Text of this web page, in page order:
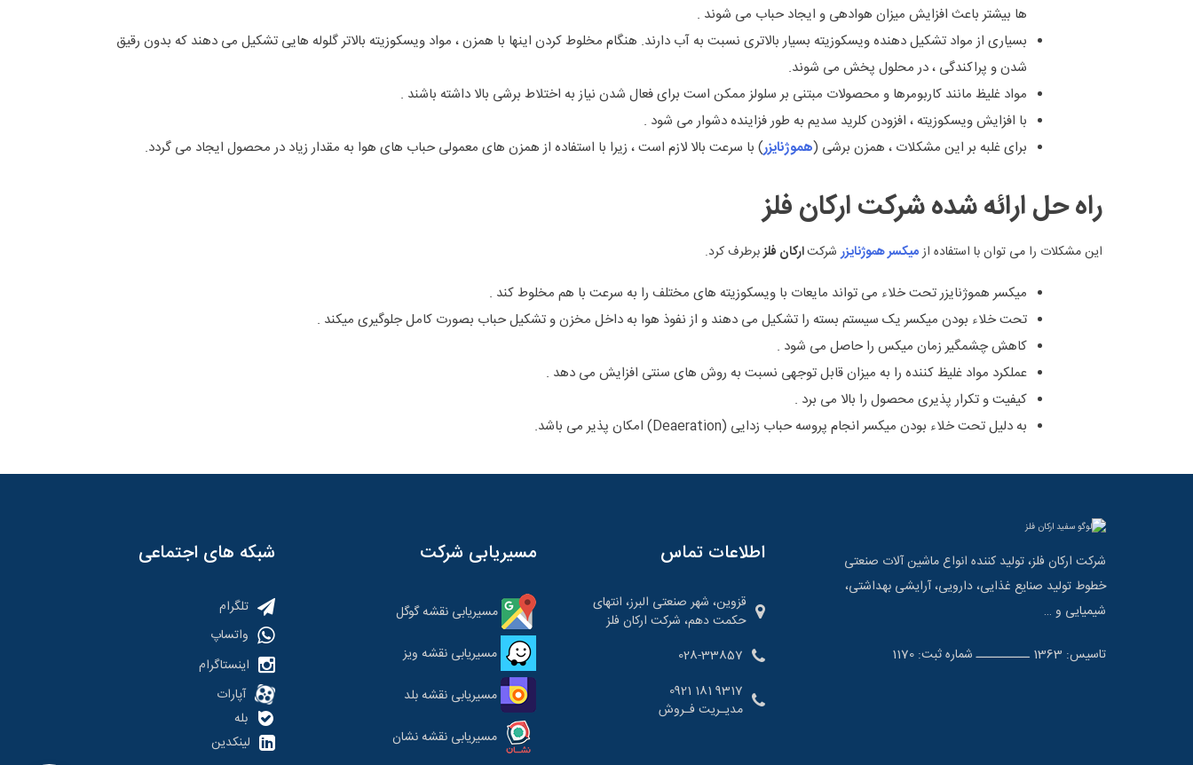
ها بیشتر باعث افزایش میزان هوادهی و ایجاد حباب می شوند .
بسیاری از مواد تشکیل دهنده ویسکوزیته بسیار بالاتری نسبت به آب دارند. هنگام مخلوط کردن اینها با همزن ، مواد ویسکوزیته بالاتر گلوله هایی تشکیل می دهند که بدون رقیق
شدن و پراکندگی ، در محلول پخش می شوند.
مواد غلیظ مانند کاربومرها و محصولات مبتنی بر سلولز ممکن است برای فعال شدن نیاز به اختلاط برشی بالا داشته باشند .
با افزایش ویسکوزیته ، افزودن کلرید سدیم به طور فزاینده دشوار می شود .
برای غلبه بر این مشکلات ، همزن برشی (هموژنایزر) با سرعت بالا لازم است ، زیرا با استفاده از همزن های معمولی حباب های هوا به مقدار زیاد در محصول ایجاد می گردد.
راه حل ارائه شده شرکت ارکان فلز
این مشکلات را می توان با استفاده ازمیکسر هموژنایزرشرکتارکان فلزبرطرف کرد.
میکسر هموژنایزر تحت خلاء می تواند مایعات با ویسکوزیته های مختلف را به سرعت با هم مخلوط کند .
تحت خلاء بودن میکسر یک سیستم بسته را تشکیل می دهند و از نفوذ هوا به داخل مخزن و تشکیل حباب بصورت کامل جلوگیری میکند .
کاهش چشمگیر زمان میکس را حاصل می شود .
عملکرد مواد غلیظ کننده را به میزان قابل توجهی نسبت به روش های سنتی افزایش می دهد .
کیفیت و تکرار پذیری محصول را بالا می برد .
به دلیل تحت خلاء بودن میکسر انجام پروسه حباب زدایی (Deaeration) امکان پذیر می باشد.
شرکت ارکان فلز، تولید کننده انواع ماشین آلات صنعتی
خطوط تولید صنایع غذایی، دارویی، آرایشی بهداشتی،
شیمیایی و …
تاسیس: 1363 ــــــــــ شماره ثبت: 1170
اطلاعات تماس
قزوین، شهر صنعتی البرز، انتهای
حکمت دهم، شرکت ارکان فلز
028-33857
9317 181 0921
مدیـریت فـروش
مسیریابی شرکت
مسیریابی نقشه گوگل
مسیریابی نقشه ویز
مسیریابی نقشه بلد
مسیریابی نقشه نشان
شبکه های اجتماعی
تلگرام
واتساپ
اینستاگرام
آپارات
بله
لینکدین